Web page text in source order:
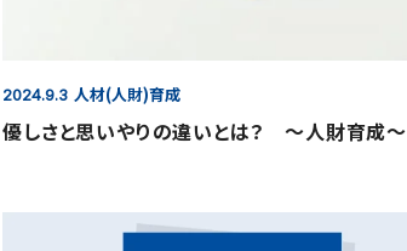
2024.9.3 人材(人財)育成
優しさと思いやりの違いとは？ ～人財育成～